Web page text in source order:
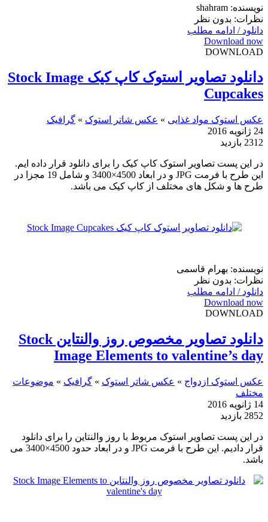
نویسنده: shahram
نظرات: بدون نظر
دانلود / ادامه مطلب
Download now
DOWNLOAD
دانلود تصاویر استوک کاپ کیک Stock Image
Cupcakes
عکس استوک مواد غذایی » عکس شاتر استوک » گرافیک
24 ژانویه 2016
2312 بازدید
در این پست تصاویر استوک کاپ کیک را برای دانلود قرار داده ایم.
این طرح با فرمت JPG و در ابعاد 4500×3400 و شامل 19 مجزا در
طرح ها و شکل های مختلف از کاپ کیک می باشد.
نویسنده: بهرام قاسمی
نظرات: بدون نظر
دانلود / ادامه مطلب
Download now
DOWNLOAD
دانلود تصاویر مخصوص روز والنتاین Stock
Image Elements to valentine’s day
عکس استوک ازدواج » عکس شاتر استوک » گرافیک » موضوعات
مختلف
14 ژانویه 2016
2852 بازدید
در این پست تصاویر استوک مربوط با روز والنتاین را برای دانلود
قرار دادیم. این طرح با فرمت JPG و در ابعاد حدود 4500×3400 می
باشد.